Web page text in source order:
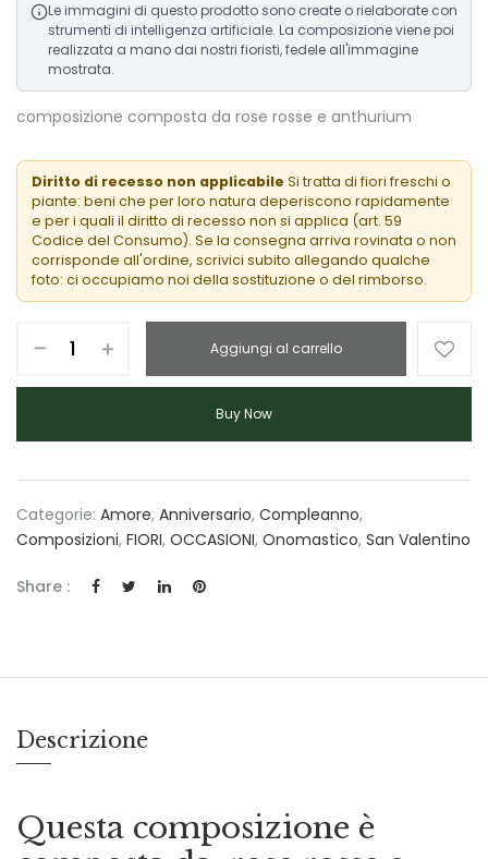
Le immagini di questo prodotto sono create o rielaborate con
strumenti di intelligenza artificiale. La composizione viene poi
realizzata a mano dai nostri fioristi, fedele all'immagine
mostrata.
composizione composta da rose rosse e anthurium
Diritto di recesso non applicabile Si tratta di fiori freschi o
piante: beni che per loro natura deperiscono rapidamente
e per i quali il diritto di recesso non si applica (art. 59
Codice del Consumo). Se la consegna arriva rovinata o non
corrisponde all'ordine, scrivici subito allegando qualche
foto: ci occupiamo noi della sostituzione o del rimborso.
Aggiungi al carrello
Buy Now
Categorie: Amore, Anniversario, Compleanno,
Composizioni, FIORI, OCCASIONI, Onomastico, San Valentino
Share :
Descrizione
Questa composizione è